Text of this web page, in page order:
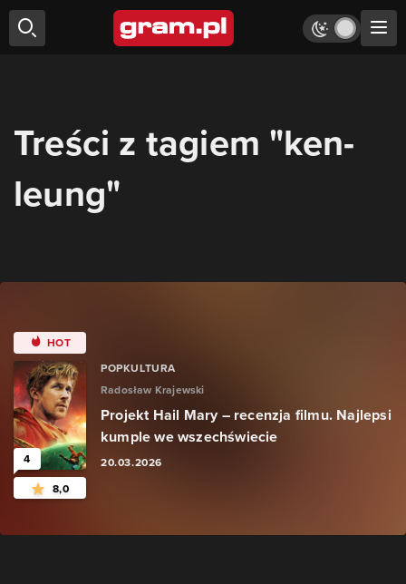
Treści z tagiem "ken-
leung"
HOT
4
8,0
POPKULTURA
Radosław Krajewski
Projekt Hail Mary – recenzja filmu. Najlepsi
kumple we wszechświecie
20.03.2026